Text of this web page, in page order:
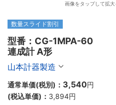
画像をタップして拡
数量スライド割引
型番：CG-1MPA-60
連成計 A形
山本計器製造
通常単価(税別)： 3,540円
(税込単価)： 3,894円